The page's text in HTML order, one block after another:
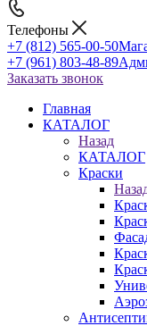
Телефоны
+7 (812) 565-00-50
+7 (961) 803-48-89
Заказать звонок
Главная
КАТАЛОГ
Назад
КАТАЛОГ
Краски